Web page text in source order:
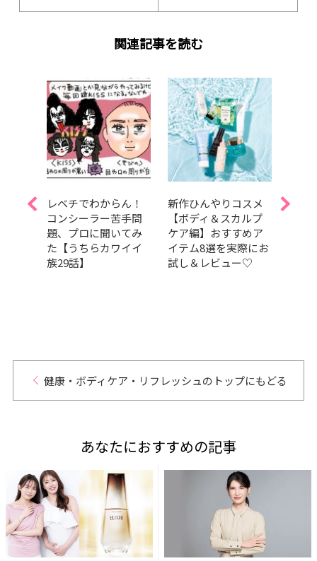
関連記事を読む
レベチでわからん！
コンシーラー苦手問
題、プロに聞いてみ
た【うちらカワイイ
族29話】
新作ひんやりコスメ
【ボディ＆スカルプ
ケア編】おすすめア
イテム8選を実際にお
試し＆レビュー♡
夏を
健康・ボディケア・リフレッシュのトップにもどる
あなたにおすすめの記事